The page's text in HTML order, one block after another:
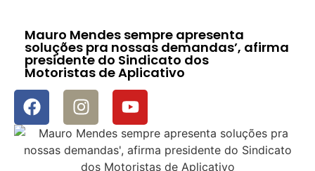
Mauro Mendes sempre apresenta
soluções pra nossas demandas’, afirma
presidente do Sindicato dos
Motoristas de Aplicativo